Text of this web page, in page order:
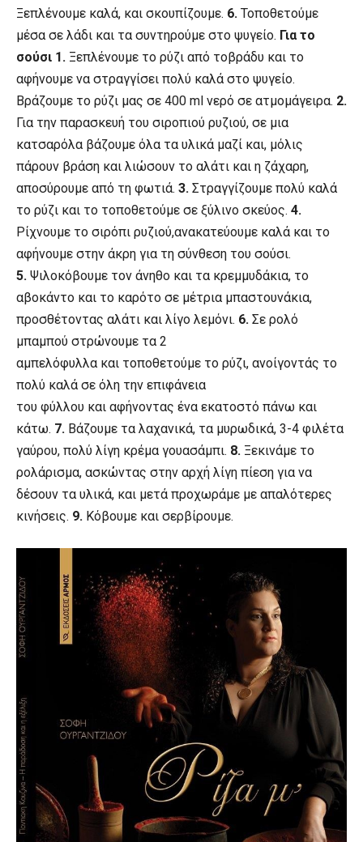
Ξεπλένουμε καλά, και σκουπίζουμε. 6. Τοποθετούμε
μέσα σε λάδι και τα συντηρούμε στο ψυγείο. Για το
σούσι 1. Ξεπλένουμε το ρύζι από τοβράδυ και το
αφήνουμε να στραγγίσει πολύ καλά στο ψυγείο.
Βράζουμε το ρύζι μας σε 400 ml νερό σε ατμομάγειρα. 2.
Για την παρασκευή του σιροπιού ρυζιού, σε μια
κατσαρόλα βάζουμε όλα τα υλικά μαζί και, μόλις
πάρουν βράση και λιώσουν το αλάτι και η ζάχαρη,
αποσύρουμε από τη φωτιά. 3. Στραγγίζουμε πολύ καλά
το ρύζι και το τοποθετούμε σε ξύλινο σκεύος. 4.
Ρίχνουμε το σιρόπι ρυζιού,ανακατεύουμε καλά και το
αφήνουμε στην άκρη για τη σύνθεση του σούσι.
5. Ψιλοκόβουμε τον άνηθο και τα κρεμμυδάκια, το
αβοκάντο και το καρότο σε μέτρια μπαστουνάκια,
προσθέτοντας αλάτι και λίγο λεμόνι. 6. Σε ρολό
μπαμπού στρώνουμε τα 2
αμπελόφυλλα και τοποθετούμε το ρύζι, ανοίγοντάς το
πολύ καλά σε όλη την επιφάνεια
του φύλλου και αφήνοντας ένα εκατοστό πάνω και
κάτω. 7. Βάζουμε τα λαχανικά, τα μυρωδικά, 3-4 φιλέτα
γαύρου, πολύ λίγη κρέμα γουασάμπι. 8. Ξεκινάμε το
ρολάρισμα, ασκώντας στην αρχή λίγη πίεση για να
δέσουν τα υλικά, και μετά προχωράμε με απαλότερες
κινήσεις. 9. Κόβουμε και σερβίρουμε.